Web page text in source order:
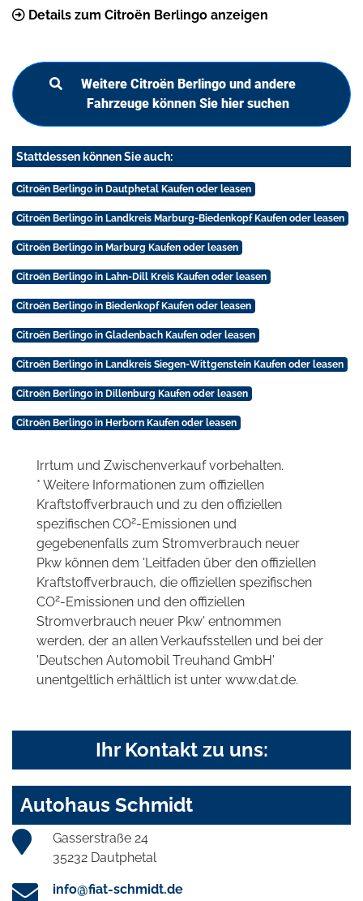
Details zum Citroën Berlingo anzeigen
Weitere Citroën Berlingo und andere
Fahrzeuge können Sie hier suchen
Stattdessen können Sie auch:
Citroën Berlingo in Dautphetal Kaufen oder leasen
Citroën Berlingo in Landkreis Marburg-Biedenkopf Kaufen oder leasen
Citroën Berlingo in Marburg Kaufen oder leasen
Citroën Berlingo in Lahn-Dill Kreis Kaufen oder leasen
Citroën Berlingo in Biedenkopf Kaufen oder leasen
Citroën Berlingo in Gladenbach Kaufen oder leasen
Citroën Berlingo in Landkreis Siegen-Wittgenstein Kaufen oder leasen
Citroën Berlingo in Dillenburg Kaufen oder leasen
Citroën Berlingo in Herborn Kaufen oder leasen
Irrtum und Zwischenverkauf vorbehalten.
* Weitere Informationen zum offiziellen
Kraftstoffverbrauch und zu den offiziellen
spezifischen CO2-Emissionen und
gegebenenfalls zum Stromverbrauch neuer
Pkw können dem 'Leitfaden über den offiziellen
Kraftstoffverbrauch, die offiziellen spezifischen
CO2-Emissionen und den offiziellen
Stromverbrauch neuer Pkw' entnommen
werden, der an allen Verkaufsstellen und bei der
'Deutschen Automobil Treuhand GmbH'
unentgeltlich erhältlich ist unter www.dat.de.
Ihr Kontakt zu uns:
Autohaus Schmidt
Gasserstraße 24
35232 Dautphetal
info@fiat-schmidt.de